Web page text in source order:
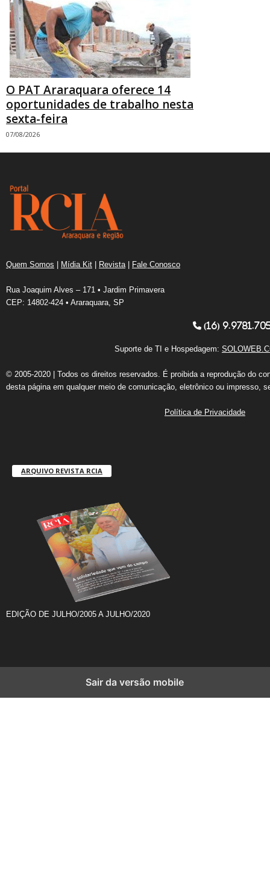
O PAT Araraquara oferece 14
oportunidades de trabalho nesta
sexta-feira
07/08/2026
Quem Somos | Mídia Kit | Revista | Fale Conosco
Rua Joaquim Alves – 171 • Jardim Primavera
CEP: 14802-424 • Araraquara, SP
(16)
Suporte de TI e Hospedagem:
© 2005-2020 | Todos os direitos reservados. É proibida a reprodução do
desta página em qualquer meio de comunicação, eletrônico ou impresso,
Política de Privacidade
ARQUIVO REVISTA RCIA
EDIÇÃO DE JULHO/2005 A JULHO/2020
Sair da versão mobile